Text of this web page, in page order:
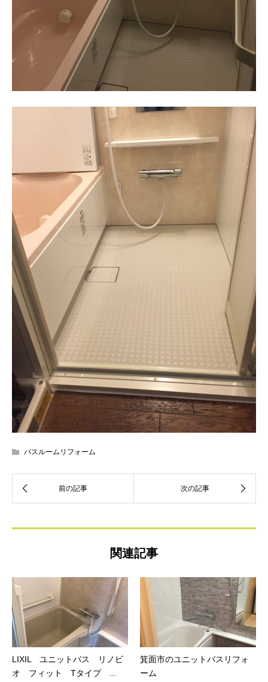
バスルームリフォーム
関連記事
LIXIL ユニットバス リノビ
オ フィット Tタイプ ...
箕面市のユニットバスリフォ
ーム